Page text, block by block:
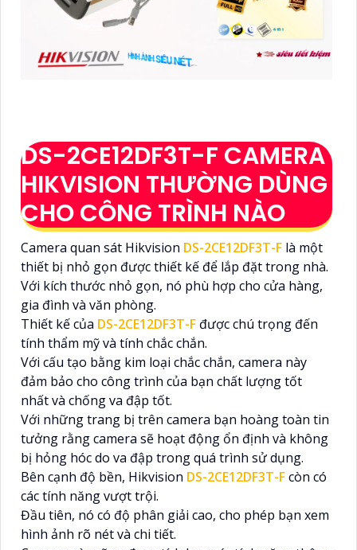
DS-2CE12DF3T-F CAMERA
HIKVISION THƯỜNG DÙNG
CHO CÔNG TRÌNH NÀO
Camera quan sát Hikvision DS-2CE12DF3T-F là một
thiết bị nhỏ gọn được thiết kế để lắp đặt trong nhà.
Với kích thước nhỏ gọn, nó phù hợp cho cửa hàng,
gia đình và văn phòng.
Thiết kế của DS-2CE12DF3T-F được chú trọng đến
tính thẩm mỹ và tính chắc chắn.
Với cấu tạo bằng kim loại chắc chắn, camera này
đảm bảo cho công trình của bạn chất lượng tốt
nhất và chống va đập tốt.
Với những trang bị trên camera bạn hoàng toàn tin
tưởng rằng camera sẽ hoạt động ổn định và không
bị hỏng hóc do va đập trong quá trình sử dụng.
Bên cạnh độ bền, Hikvision DS-2CE12DF3T-Fcòn có
các tính năng vượt trội.
Đầu tiên, nó có độ phân giải cao, cho phép bạn xem
hình ảnh rõ nét và chi tiết.